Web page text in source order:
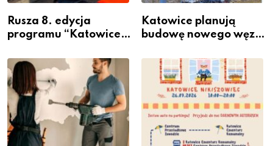
Rusza 8. edycja
programu “Katowice
– nabór dla
przedsiębiorców
Katowice planują
budowę nowego węzła
Podlesiu